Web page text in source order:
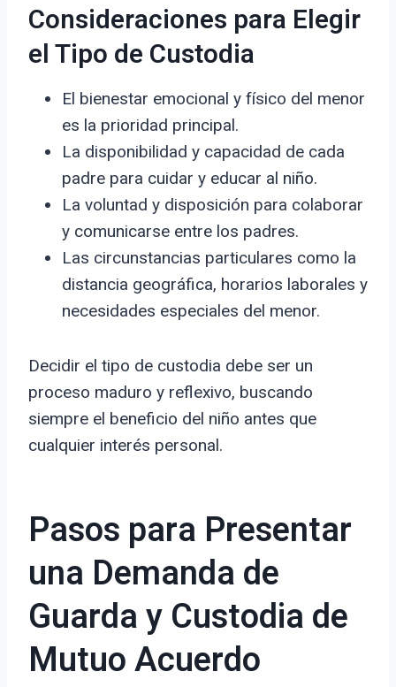
Consideraciones para Elegir
el Tipo de Custodia
El bienestar emocional y físico del menor
es la prioridad principal.
La disponibilidad y capacidad de cada
padre para cuidar y educar al niño.
La voluntad y disposición para colaborar
y comunicarse entre los padres.
Las circunstancias particulares como la
distancia geográfica, horarios laborales y
necesidades especiales del menor.
Decidir el tipo de custodia debe ser un
proceso maduro y reflexivo, buscando
siempre el beneficio del niño antes que
cualquier interés personal.
Pasos para Presentar
una Demanda de
Guarda y Custodia de
Mutuo Acuerdo